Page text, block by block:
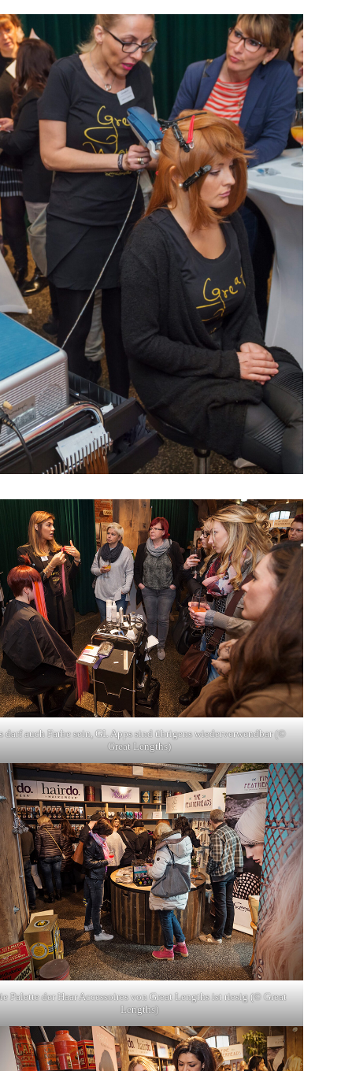
darf auch Farbe sein, GL Apps sind übrigens wiederverwendbar (©
Great Lengths)
Palette der Haar Accessoires von Great Lengths ist riesig (© Great
Lengths)